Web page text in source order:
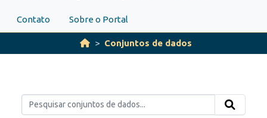
Contato Sobre o Portal
Conjuntos de dados